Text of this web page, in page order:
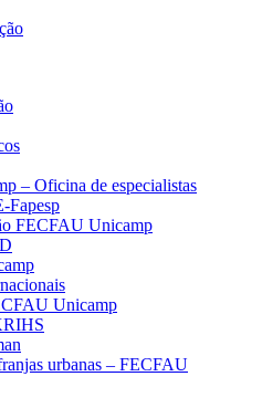
– Oficina de especialistas
Fapesp
FECFAU Unicamp
Unicamp
urbanas – FECFAU